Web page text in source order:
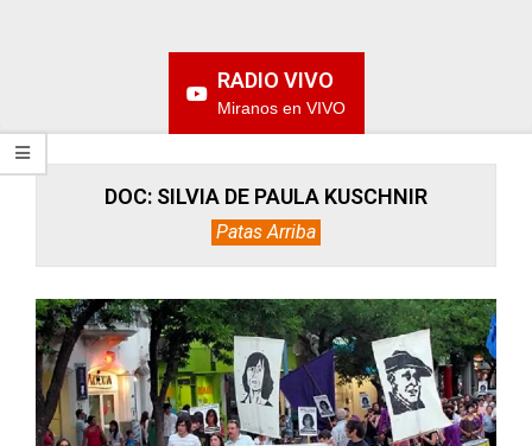
RADIO VIVO
Miranos en VIVO
DOC: SILVIA DE PAULA KUSCHNIR
Patas Arriba